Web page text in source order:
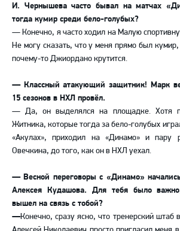
И. Чернышева часто бывал на матчах
тогда кумир среди бело-голубых?
—Конечно, я часто ходил на Малую
Не могу сказать, что у меня прямо был
почему-то Джиордано крутится.
—Классный атакующий защитник! Марк
15 сезонов в НХЛ провёл.
— Да, он выделялся на площадке. Хотя
Житника, которые тогда за бело-голубых
«Акулах», приходил на «Динамо» и пару
Овечкина, до того, как он в НХЛ уехал.
—Весной переговоры с «Динамо»
Алексея Кудашова. Для тебя было
вышел на связь с тобой?
—Конечно, сразу ясно, что тренерский штаб